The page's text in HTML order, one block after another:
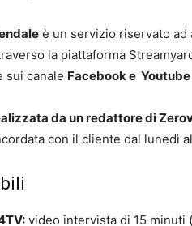
è un servizio riservato
la piattaforma
sui canale Facebook e Youtube
da un redattore di
con il cliente dal lunedì
video intervista di 15 minuti